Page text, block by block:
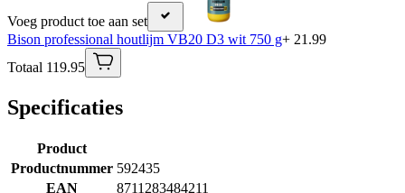
Voeg product toe aan set
Bison professional houtlijm VB20 D3 wit 750 g+ 21.99
Totaal 119.95
Specificaties
Product
Productnummer 592435
EAN
8711283484211